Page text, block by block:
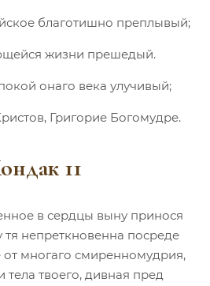
благотишно преплывый;
жизни прешедый.
онаго века улучивый;
Григорие Богомудре.
11
в сердцы выну принося
непреткновенна посреде
от многаго смиренномудрия,
твоего, дивная пред